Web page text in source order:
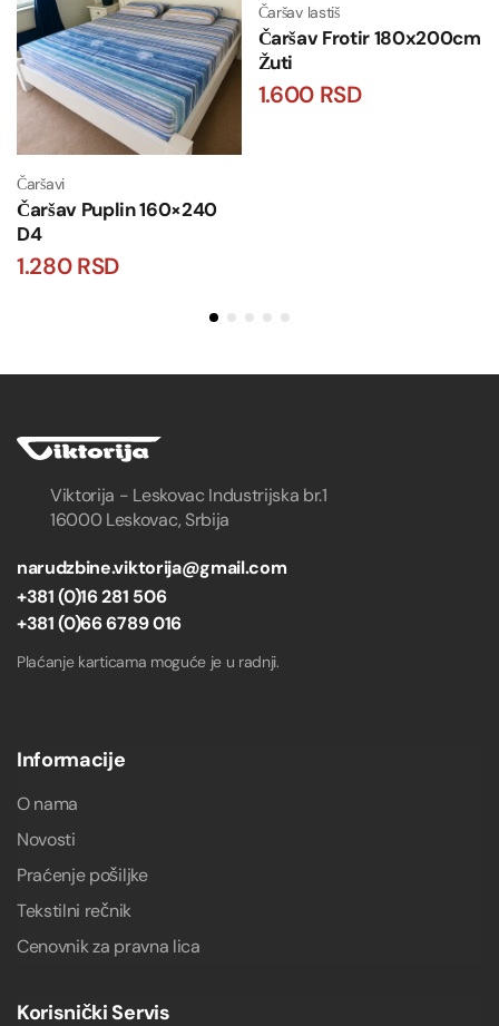
Čaršavi
Čaršav Puplin 160×240
D4
1.280RSD
Čaršav lastiš
Čaršav Frotir 180x200cm
Žuti
1.600 RSD
Viktorija - Leskovac Industrijska br.1
16000 Leskovac, Srbija
narudzbine.viktorija@gmail.com
+381 (0)16 281 506
+381 (0)66 6789 016
Plaćanje karticama moguće je u radnji.
Informacije
O nama
Novosti
Praćenje pošiljke
Tekstilni rečnik
Cenovnik za pravna lica
Korisnički Servis